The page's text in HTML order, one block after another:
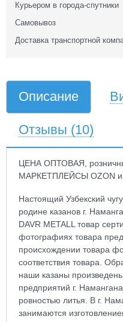
Курьером в города-спутники
Самовывоз
Доставка транспортной
Описание
Отзывы (10)
ЦЕНА ОПТОВАЯ,
МАРКЕТПЛЕЙСЫ OZON и
Настоящий Узбекский
родине казанов г.
DAVR METALL товар
фотографиях товара
происхождении товара
соответствия товара.
наши казаны
предприятий г.
ровностью литья. В г.
занимаются